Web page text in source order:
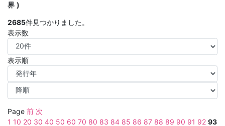
界
2685件見つかりました。
表示数
表示順
Page 前 次
1 10 20 30 40 50 60 70 80 83 84 85 86 87 88 89 90 91 92 93